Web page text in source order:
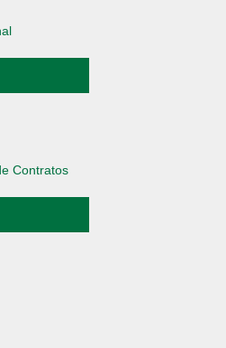
Contratos